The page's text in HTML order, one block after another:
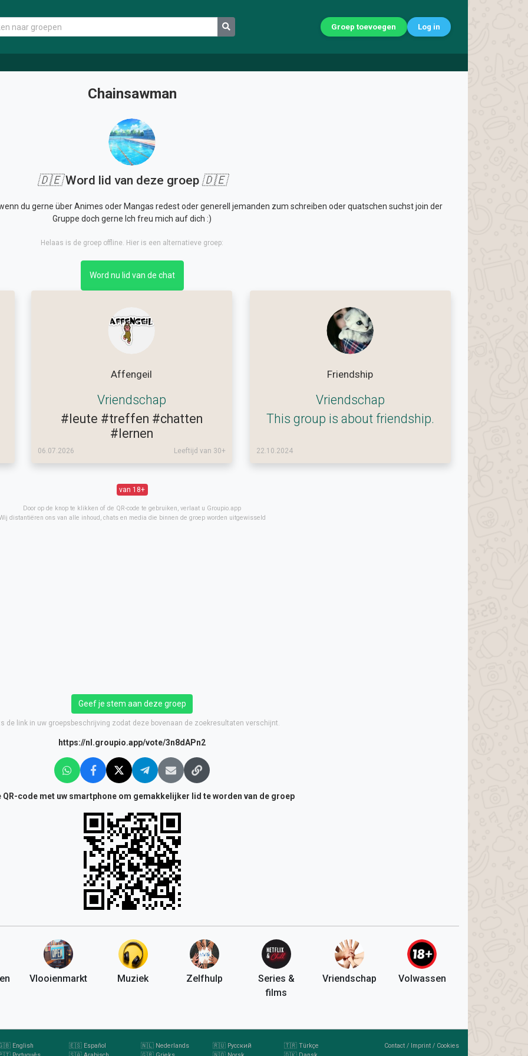
Groep toevoegen Log in
Chainsawman
🇩🇪Word lid van deze groep 🇩🇪
du gerne über Animes oder Mangas redest oder generell jemanden zum schreiben oder quatschen suchst join der
Gruppe doch gerne Ich freu mich auf dich :)
Helaas is de groep offline. Hier is een alternatieve groep:
Word nu lid van de chat
Affengeil
Vriendschap
#leute #treffen #chatten
#lernen
06.07.2026 Leeftijd van 30+
Friendship
Vriendschap
This group is about friendship.
22.10.2024
van 18+
Door op de knop te klikken of de QR-code te gebruiken, verlaat u Groupio.app
distantiëren ons van alle inhoud, chats en media die binnen de groep worden uitgewisseld
Geef je stem aan deze groep
de link in uw groepsbeschrijving zodat deze bovenaan de zoekresultaten verschijnt.
https://nl.groupio.app/vote/3n8dAPn2
QR-code met uw smartphone om gemakkelijker lid te worden van de groep
Vlooienmarkt Muziek Zelfhulp
Series &
films
Vriendschap Volwassen
English 🇪🇸 Español 🇳🇱 Nederlands 🇷🇺 Русский
🇹🇷 Türkçe
Contact / Imprint / Cookies